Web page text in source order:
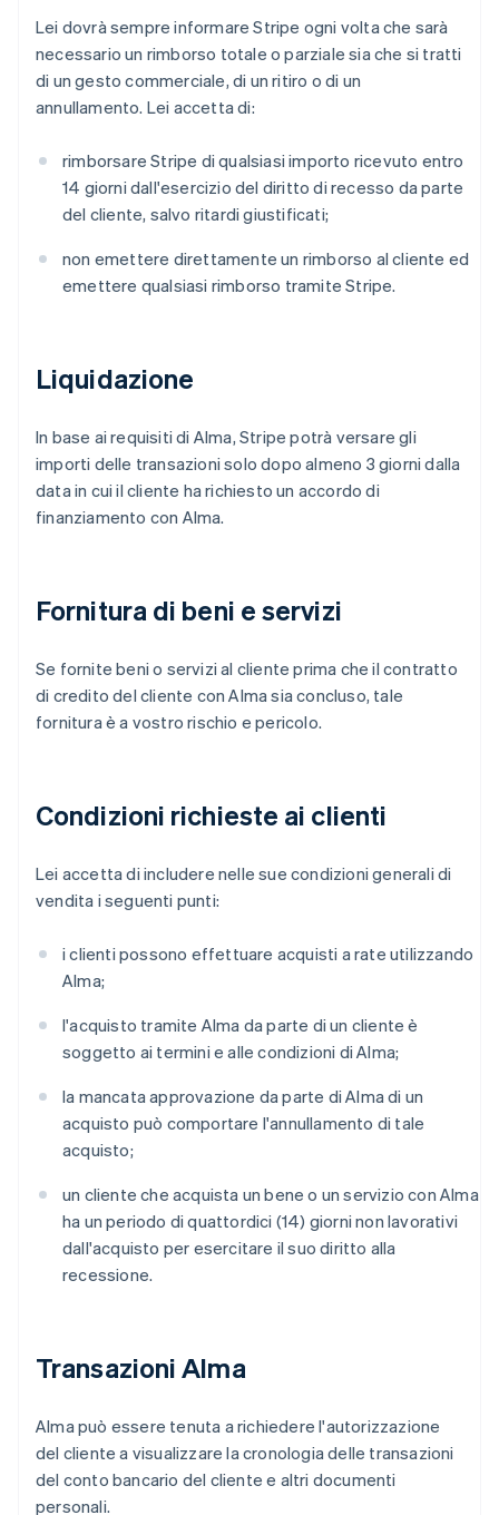
Lei dovrà sempre informare Stripe ogni volta che sarà
necessario un rimborso totale o parziale sia che si tratti
di un gesto commerciale, di un ritiro o di un
annullamento. Lei accetta di:
rimborsare Stripe di qualsiasi importo ricevuto entro
14 giorni dall'esercizio del diritto di recesso da parte
del cliente, salvo ritardi giustificati;
non emettere direttamente un rimborso al cliente ed
emettere qualsiasi rimborso tramite Stripe.
Liquidazione
In base ai requisiti di Alma, Stripe potrà versare gli
importi delle transazioni solo dopo almeno 3 giorni dalla
data in cui il cliente ha richiesto un accordo di
finanziamento con Alma.
Fornitura di beni e servizi
Se fornite beni o servizi al cliente prima che il contratto
di credito del cliente con Alma sia concluso, tale
fornitura è a vostro rischio e pericolo.
Condizioni richieste ai clienti
Lei accetta di includere nelle sue condizioni generali di
vendita i seguenti punti:
i clienti possono effettuare acquisti a rate utilizzando
Alma;
l'acquisto tramite Alma da parte di un cliente è
soggetto ai termini e alle condizioni di Alma;
la mancata approvazione da parte di Alma di un
acquisto può comportare l'annullamento di tale
acquisto;
un cliente che acquista un bene o un servizio con Alma
ha un periodo di quattordici (14) giorni non lavorativi
dall'acquisto per esercitare il suo diritto alla
recessione.
Transazioni Alma
Alma può essere tenuta a richiedere l'autorizzazione
del cliente a visualizzare la cronologia delle transazioni
del conto bancario del cliente e altri documenti
personali.
English
Austria
DeutschEnglish
Belgio